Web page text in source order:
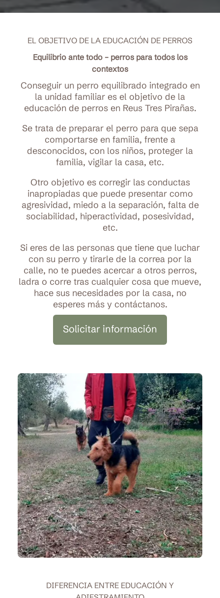
EL OBJETIVO DE LA EDUCACIÓN DE PERROS
Equilibrio ante todo – perros para todos los
contextos
Conseguir un perro equilibrado integrado en
la unidad familiar es el objetivo de la
educación de perros en Reus Tres Pirañas.
Se trata de preparar el perro para que sepa
comportarse en familia, frente a
desconocidos, con los niños, proteger la
familia, vigilar la casa, etc.
Otro objetivo es corregir las conductas
inapropiadas que puede presentar como
agresividad, miedo a la separación, falta de
sociabilidad, hiperactividad, posesividad,
etc.
Si eres de las personas que tiene que luchar
con su perro y tirarle de la correa por la
calle, no te puedes acercar a otros perros,
ladra o corre tras cualquier cosa que mueve,
hace sus necesidades por la casa, no
esperes más y contáctanos.
Solicitar información
DIFERENCIA ENTRE EDUCACIÓN Y